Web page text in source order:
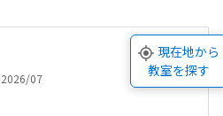
体験生
07
現在地から
教室を探す